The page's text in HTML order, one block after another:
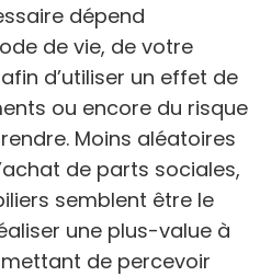
dépend
de vie, de votre
d’utiliser un effet de
ou encore du risque
Moins aléatoires
de parts sociales,
semblent être le
une plus-value à
de percevoir